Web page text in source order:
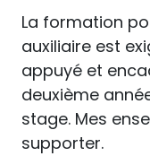
La formation
auxiliaire est
appuyé et
deuxième
stage. Mes
supporter.